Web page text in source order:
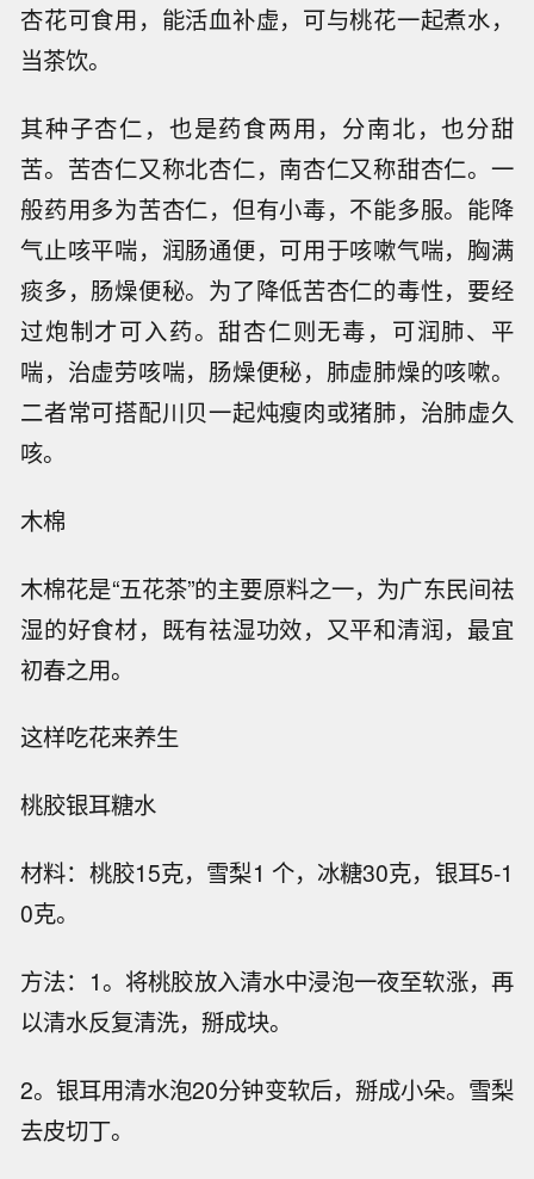
杏花可食用，能活血补虚，可与桃花一起煮水，
当茶饮。
其种子杏仁，也是药食两用，分南北，也分甜
苦。苦杏仁又称北杏仁，南杏仁又称甜杏仁。一
般药用多为苦杏仁，但有小毒，不能多服。能降
气止咳平喘，润肠通便，可用于咳嗽气喘，胸满
痰多，肠燥便秘。为了降低苦杏仁的毒性，要经
过炮制才可入药。甜杏仁则无毒，可润肺、平
喘，治虚劳咳喘，肠燥便秘，肺虚肺燥的咳嗽。
二者常可搭配川贝一起炖瘦肉或猪肺，治肺虚久
咳。
木棉
木棉花是“五花茶”的主要原料之一，为广东民间祛
湿的好食材，既有祛湿功效，又平和清润，最宜
初春之用。
这样吃花来养生
桃胶银耳糖水
材料：桃胶15克，雪梨1 个，冰糖30克，银耳5-1
0克。
方法：1。将桃胶放入清水中浸泡一夜至软涨，再
以清水反复清洗，掰成块。
2。银耳用清水泡20分钟变软后，掰成小朵。雪梨
去皮切丁。